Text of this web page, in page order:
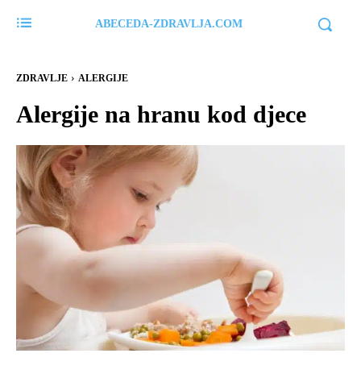
ABECEDA-ZDRAVLJA.COM
ZDRAVLJE ALERGIJE
Alergije na hranu kod djece